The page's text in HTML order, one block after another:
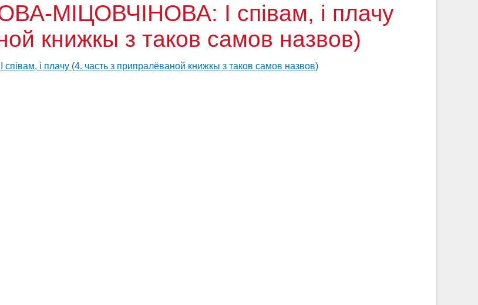
МІЦОВЧІНОВА: І співам, і плачу
книжкы з таков самов назвов)
і плачу (4. часть з припралёваной книжкы з таков самов назвов)